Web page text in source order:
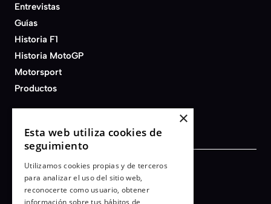
Entrevistas
Guías
Historia F1
Historia MotoGP
Motorsport
Productos
Términos y condiciones
Aviso legal
×
Esta web utiliza cookies de
seguimiento
Utilizamos cookies propias y de terceros
para analizar el uso del sitio web,
reconocerte como usuario, obtener
información sobre tus hábitos de